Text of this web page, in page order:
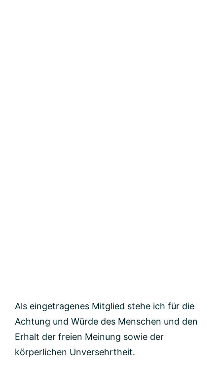
Als eingetragenes Mitglied stehe ich für die
Achtung und Würde des Menschen und den
Erhalt der freien Meinung sowie der
körperlichen Unversehrtheit.